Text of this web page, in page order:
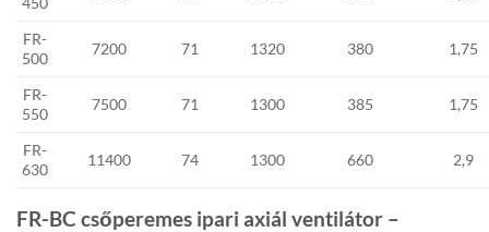
FR-
500
7200 71 1320 380 1,75
FR-
550
7500 71 1300 385 1,75
FR-
630
11400 74 1300 660 2,9
FR-BC csőperemes ipari axiál ventilátor –